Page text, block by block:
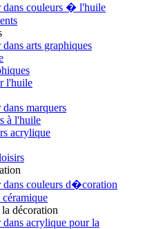
dans couleurs � l'huile
arts graphiques
l'huile
marquers
à l'huile
acrylique
dans couleurs d�coration
décoration
acrylique pour la